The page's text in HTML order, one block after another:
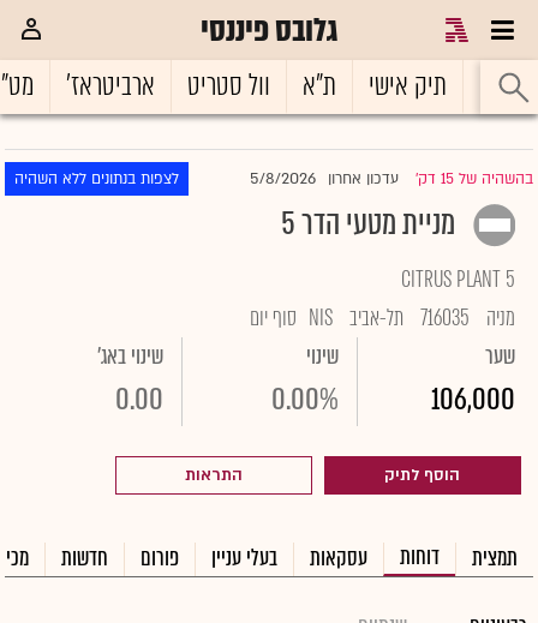
גלובס פיננסי
ראשי תיק אישי ת"א וול סטריט ארביטראז'
בהשהיה של 15 דק' |עדכון אחרון 5/8/2026 לצפות בנתונים ללא השהיה
מניית מטעי הדר 5
CITRUS PLANT 5
מניה
716035 תל-אביב NIS סוף יום
שער
106,000
שינוי
0.00%
שינוי באג'
0.00
הוסף לתיק התראות
תמצית דוחות עסקאות בעלי עניין פורום חדשות